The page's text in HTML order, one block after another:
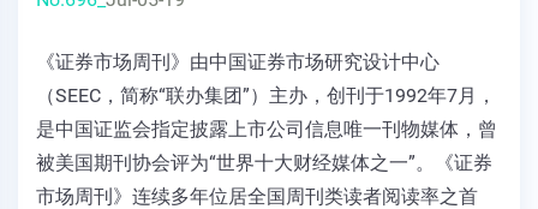
《证券市场周刊》由中国证券市场研究设计中心
（SEEC，简称“联办集团”）主办，创刊于1992年7月，
是中国证监会指定披露上市公司信息唯一刊物媒体，曾
被美国期刊协会评为“世界十大财经媒体之一”。《证券
市场周刊》连续多年位居全国周刊类读者阅读率之首